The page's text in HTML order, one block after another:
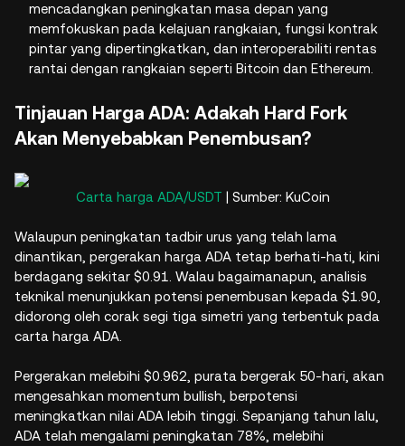
mencadangkan peningkatan masa depan yang
memfokuskan pada kelajuan rangkaian, fungsi kontrak
pintar yang dipertingkatkan, dan interoperabiliti rentas
rantai dengan rangkaian seperti Bitcoin dan Ethereum.
Tinjauan Harga ADA: Adakah Hard Fork
Akan Menyebabkan Penembusan?
Carta harga ADA/USDT | Sumber: KuCoin
Walaupun peningkatan tadbir urus yang telah lama
dinantikan, pergerakan harga ADA tetap berhati-hati, kini
berdagang sekitar $0.91. Walau bagaimanapun, analisis
teknikal menunjukkan potensi penembusan kepada $1.90,
didorong oleh corak segi tiga simetri yang terbentuk pada
carta harga ADA.
Pergerakan melebihi $0.962, purata bergerak 50-hari, akan
mengesahkan momentum bullish, berpotensi
meningkatkan nilai ADA lebih tinggi. Sepanjang tahun lalu,
ADA telah mengalami peningkatan 78%, melebihi